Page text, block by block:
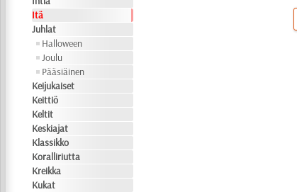
Itä
Juhlat
Halloween
Joulu
Pääsiäinen
Keijukaiset
Keittiö
Keltit
Keskiajat
Klassikko
Koralliriutta
Kreikka
Kukat